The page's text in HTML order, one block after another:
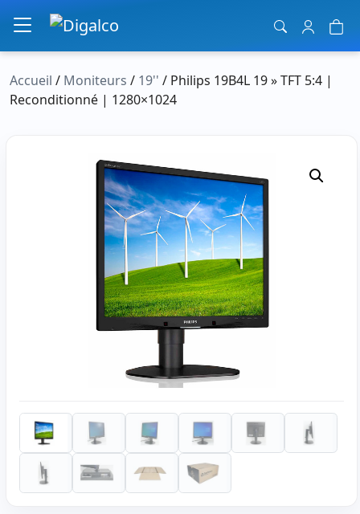
Navigation principale
Accueil / Moniteurs / 19'' / Philips 19B4L 19 » TFT 5:4 |
Reconditionné | 1280×1024